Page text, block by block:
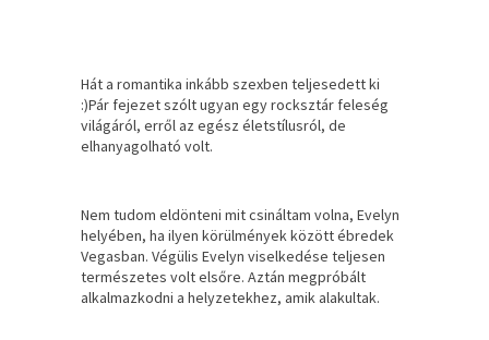
Hát a romantika inkább szexben teljesedett ki
:)Pár fejezet szólt ugyan egy rocksztár feleség
világáról, erről az egész életstílusról, de
elhanyagolható volt.
Nem tudom eldönteni mit csináltam volna, Evelyn
helyében, ha ilyen körülmények között ébredek
Vegasban. Végülis Evelyn viselkedése teljesen
természetes volt elsőre. Aztán megpróbált
alkalmazkodni a helyzetekhez, amik alakultak.